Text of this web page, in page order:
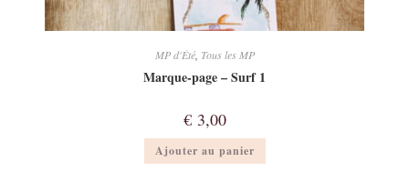
MP d'Été, Tous les MP
Marque-page – Surf 1
€3,00
Ajouter au panier